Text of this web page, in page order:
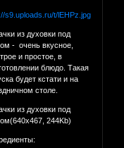
из духовки под
- очень вкусное,
и простое, в
блюдо. Такая
будет кстати и на
столе.
из духовки под
244Kb)